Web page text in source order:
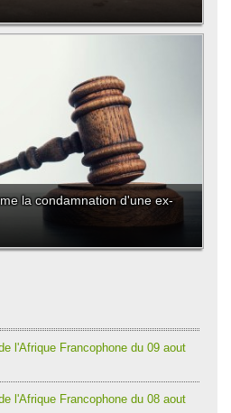
la condamnation d'une ex-
l'Afrique Francophone du 09 aout
l'Afrique Francophone du 08 aout